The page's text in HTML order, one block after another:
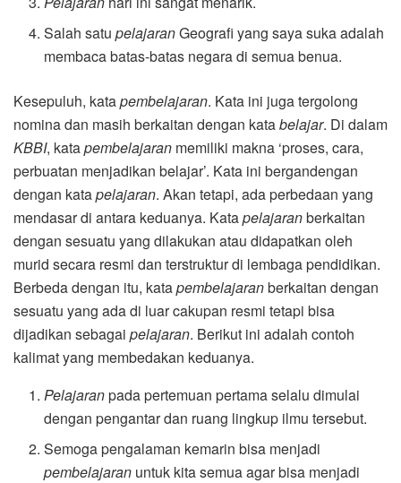
Salah satupelajaranGeografi yang saya suka adalah
membaca batas-batas negara di semua benua.
Kesepuluh, katapembelajaran. Kata ini juga tergolong
nomina dan masih berkaitan dengan katabelajar. Di dalam
KBBI, katapembelajaran memiliki makna ‘proses, cara,
perbuatan menjadikan belajar’. Kata ini bergandengan
dengan katapelajaran. Akan tetapi, ada perbedaan yang
mendasar di antara keduanya. Katapelajaranberkaitan
dengan sesuatu yang dilakukan atau didapatkan oleh
murid secara resmi dan terstruktur di lembaga pendidikan.
Berbeda dengan itu, katapembelajaranberkaitan dengan
sesuatu yang ada di luar cakupan resmi tetapi bisa
dijadikan sebagai pelajaran. Berikut ini adalah contoh
kalimat yang membedakan keduanya.
Pelajaranpada pertemuan pertama selalu dimulai
dengan pengantar dan ruang lingkup ilmu tersebut.
Semoga pengalaman kemarin bisa menjadi
pembelajaran untuk kita semua agar bisa menjadi